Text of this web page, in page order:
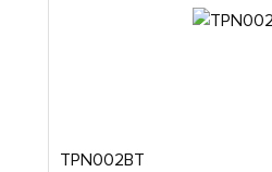
TPN002BT